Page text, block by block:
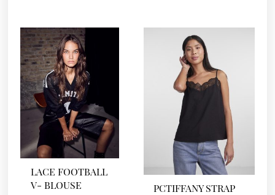
LACE FOOTBALL
V- BLOUSE
PCTIFFANY STRAP